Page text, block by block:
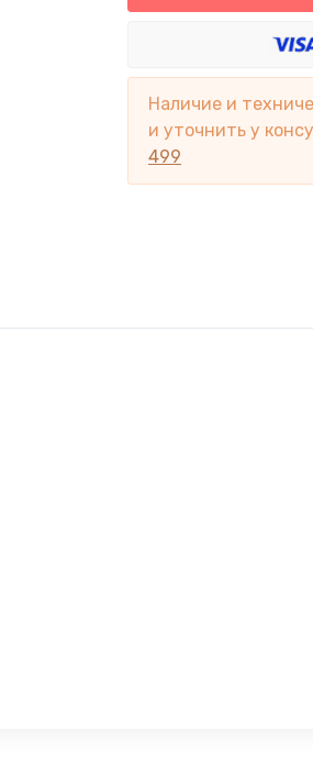
Наличие и
и уточнить у
499